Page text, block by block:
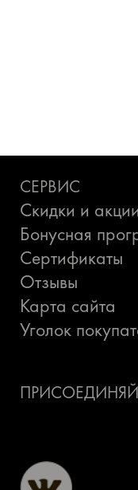
СЕРВИС
Скидки и акции
Бонусная
Сертификаты
Отзывы
Карта сайта
Уголок